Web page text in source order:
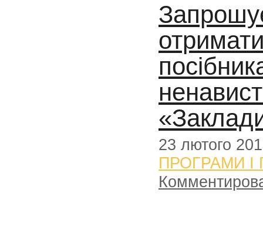
23 лютого
ПРОГРАМИ І